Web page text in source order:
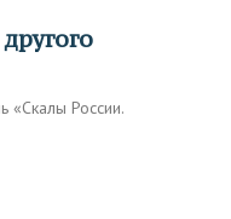
«Скалы России.